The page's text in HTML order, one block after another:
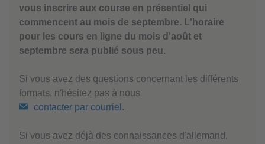
vous inscrire aux course en présentiel qui
commencent au mois de septembre. L'horaire
pour les cours en ligne du mois d'août et
septembre sera publié sous peu.
Si vous avez des questions concernant les différents
formats, n'hésitez pas à nous
contacter par courriel.
Si vous avez déjà des connaissances d'allemand,